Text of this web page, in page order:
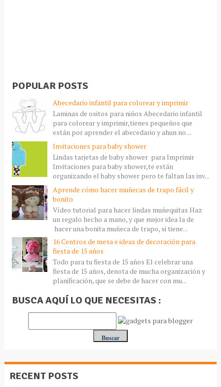
POPULAR POSTS
Abecedario infantil para colorear y imprimir
Laminas de ositos para niños Abecedario infantil
para colorear y imprimir,tienes pequeños que
están por aprender el abecedario y ahun no ...
Invitaciones para baby shower
Lindas tarjetas de baby shower para Imprimir
Invitaciones para baby shower,te están
organizando el baby shower pero te faltan las inv...
Aprende cómo hacer muñecas de trapo fácil y
bonito
Vídeo tutorial para hacer lindas muñequitas Haz
un regalo hecho a mano, y que mejor idea la de
hacer una bonita muñeca de trapo, si tiene...
16 Centros de mesa e ideas de decoración para
fiesta de 15 años
Todo para tu fiesta de 15 años El celebrar una
fiesta de 15 años, denota de mucha organización y
planificación, que se debe de hacer con mu...
BUSCA AQUÍ LO QUE NECESITAS :
RECENT POSTS